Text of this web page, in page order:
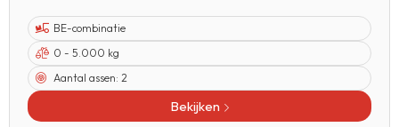
BE-combinatie
0 - 5.000 kg
Aantal assen: 2
Bekijken